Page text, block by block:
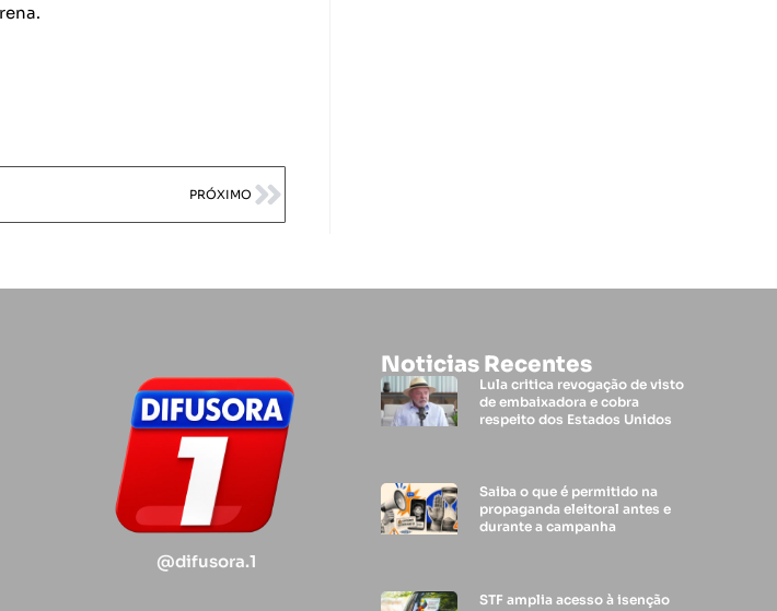
PRÓXIMO
@difusora.1
Noticias Recentes
Lula critica revogação de visto
de embaixadora e cobra
respeito dos Estados Unidos
Saiba o que é permitido na
propaganda eleitoral antes e
durante a campanha
STF amplia acesso à isenção